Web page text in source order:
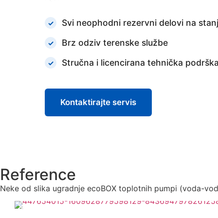
Svi neophodni rezervni delovi na
Brz odziv terenske službe
Stručna i licencirana tehnička podrška
Kontaktirajte servis
Reference
Neke od slika ugradnje ecoBOX toplotnih pumpi (voda-